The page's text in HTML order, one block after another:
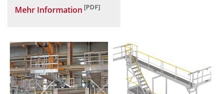
Mehr Information